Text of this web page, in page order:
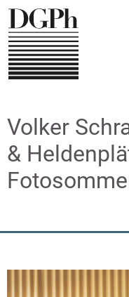
Direkt
zum
Inhalt
Volker
&